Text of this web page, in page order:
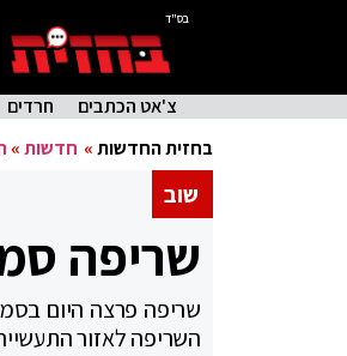
בס"ד
צ'אט הכתבים חרדים
בחזית החדשות» חדשות»
שוב
שריפה סמוך
שריפה פרצה היום
השריפה לאזור